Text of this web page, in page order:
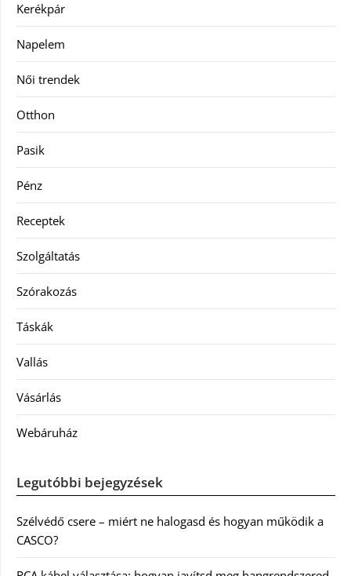
Kerékpár
Napelem
Női trendek
Otthon
Pasik
Pénz
Receptek
Szolgáltatás
Szórakozás
Táskák
Vallás
Vásárlás
Webáruház
Legutóbbi bejegyzések
Szélvédő csere – miért ne halogasd és hogyan működik a
CASCO?